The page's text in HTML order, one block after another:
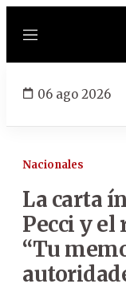
Menú
06 ago 2026
Nacionales
La carta
Pecci y el
“Tu